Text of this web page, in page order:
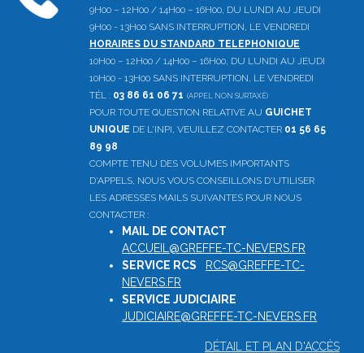
9H00 – 12H00 / 14H00 – 16H00, DU LUNDI AU JEUDI
9H00 - 13H00 SANS INTERRUPTION, LE VENDREDI
HORAIRES DU STANDARD TELEPHONIQUE
10H00 – 12H00 / 14H00 – 16H00, DU LUNDI AU JEUDI
10H00 - 13H00 SANS INTERRUPTION, LE VENDREDI
TÉL : 03 86 61 06 71 (APPEL NON SURTAXÉ)
POUR TOUTE QUESTION RELATIVE AU GUICHET
UNIQUE DE L'INPI, VEUILLEZ CONTACTER 01 56 65
89 98
COMPTE TENU DES VOLUMES IMPORTANTS
D'APPELS, NOUS VOUS CONSEILLONS D'UTILISER
LES ADRESSES MAILS SUIVANTES POUR NOUS
CONTACTER :
MAIL DE CONTACT
ACCUEIL@GREFFE-TC-NEVERS.FR
SERVICE RCS
RCS@GREFFE-TC-
NEVERS.FR
SERVICE JUDICIAIRE
JUDICIAIRE@GREFFE-TC-NEVERS.FR
DÉTAIL ET PLAN D'ACCÈS